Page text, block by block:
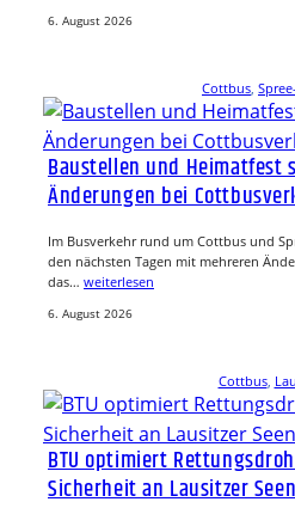
6. August 2026
Cottbus,
Baustellen und Heimatfest
Änderungen bei
Im Busverkehr rund um Cottbus und
den nächsten Tagen mit mehreren
das… weiterlesen
6. August 2026
Cottbus,
BTU optimiert
Sicherheit an Lausitzer